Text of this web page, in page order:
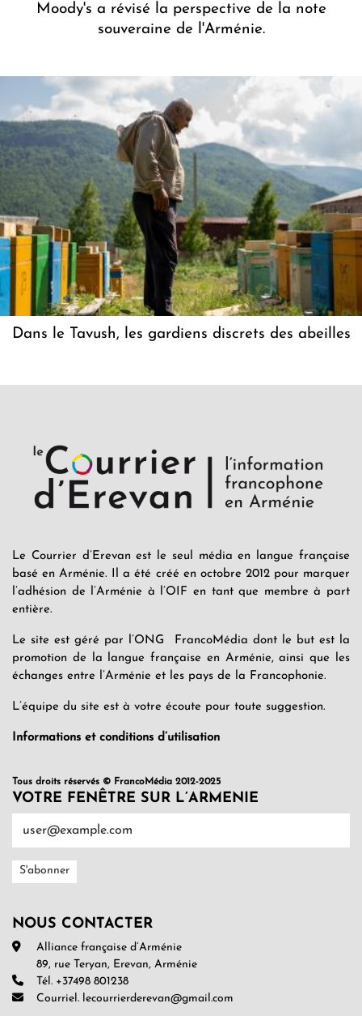
Moody's a révisé la perspective de la note
souveraine de l'Arménie.
Dans le Tavush, les gardiens discrets des abeilles
Le Courrier d’Erevan est le seul média en langue française
basé en Arménie. Il a été créé en octobre 2012 pour marquer
l’adhésion de l’Arménie à l’OIF en tant que membre à part
entière.
Le site est géré par l’ONG FrancoMédia dont le but est la
promotion de la langue française en Arménie, ainsi que les
échanges entre l’Arménie et les pays de la Francophonie.
L’équipe du site est à votre écoute pour toute suggestion.
Informations et conditions d’utilisation
Tous droits réservés © FrancoMédia 2012-2025
VOTRE FENÊTRE SUR L’ARMENIE
NOUS CONTACTER
Alliance française d’Arménie
89, rue Teryan, Erevan, Arménie
Tél. +37498 801238
Courriel. lecourrierderevan@gmail.com